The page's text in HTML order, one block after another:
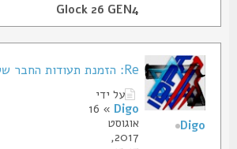
Glock 26 GEN4
Re: הזמנת תעודות החבר של הסליק
על ידי
Digo
» 16
אוגוסט
2017,
Digo